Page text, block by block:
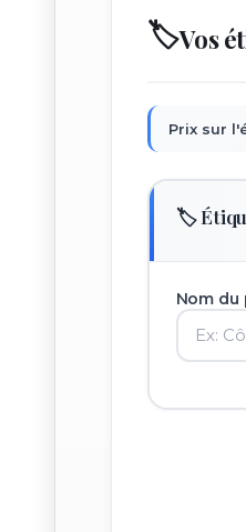
🏷️Vos
Prix sur
🏷️
Nom du